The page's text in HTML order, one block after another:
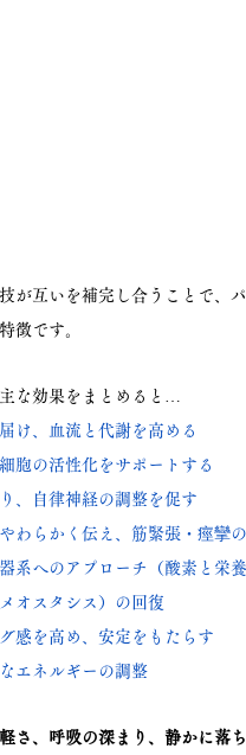
が互いを補完し合うことで、
徴です。
な効果をまとめると…
け、血流と代謝を高める
胞の活性化をサポートする
、自律神経の調整を促す
わらかく伝え、筋緊張・痙攣
系へのアプローチ（酸素と栄養
オスタシス）の回復
感を高め、安定をもたらす
エネルギーの調整
さ、呼吸の深まり、静かに落